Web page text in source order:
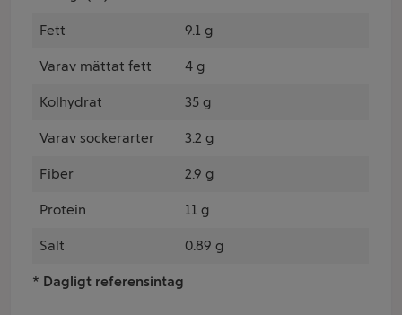
Fett 9.1 g
Varav mättat fett 4 g
Kolhydrat 35 g
Varav sockerarter 3.2 g
Fiber 2.9 g
Protein 11 g
Salt 0.89 g
* Dagligt referensintag